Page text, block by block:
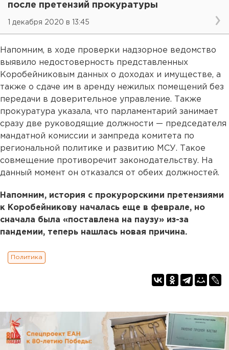
после претензий прокуратуры
1 декабря 2020 в 13:45
Напомним, в ходе проверки надзорное ведомство
выявило недостоверность представленных
Коробейниковым данных о доходах и имуществе, а
также о сдаче им в аренду нежилых помещений без
передачи в доверительное управление. Также
прокуратура указала, что парламентарий занимает
сразу две руководящие должности — председателя
мандатной комиссии и зампреда комитета по
региональной политике и развитию МСУ. Такое
совмещение противоречит законодательству. На
данный момент он отказался от обеих должностей.
Напомним, история с прокурорскими претензиями
к Коробейникову началась еще в феврале, но
сначала была «поставлена на паузу» из-за
пандемии, теперь нашлась новая причина.
Политика